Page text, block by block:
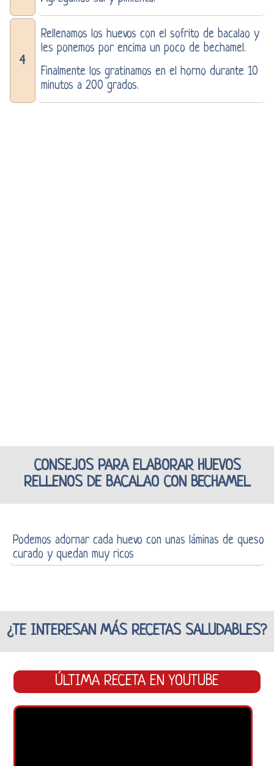
4
Rellenamos los huevos con el sofrito de bacalao y
les ponemos por encima un poco de bechamel.
Finalmente los gratinamos en el horno durante 10
minutos a 200 grados.
CONSEJOS PARA ELABORAR HUEVOS
RELLENOS DE BACALAO CON BECHAMEL
Podemos adornar cada huevo con unas láminas de queso
curado y quedan muy ricos
¿TE INTERESAN MÁS RECETAS SALUDABLES?
ÚLTIMA RECETA EN YOUTUBE